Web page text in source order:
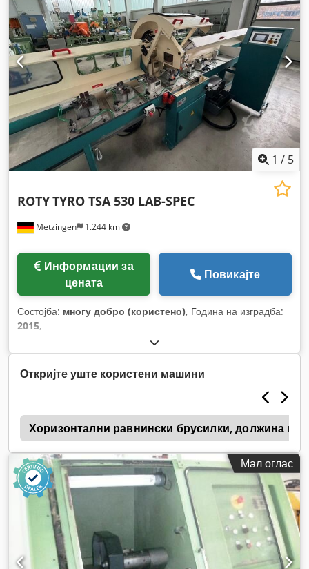
1 / 5
Metzingen 1.244 km
ROTYTYRO TSA 530 LAB-SPEC
цената
Повикајте
Состојба: многу добро (користено), Година на изградба:
2015,
Откријте уште користени машини
Хоризонтални равнински брусилки, должина на
Мал оглас